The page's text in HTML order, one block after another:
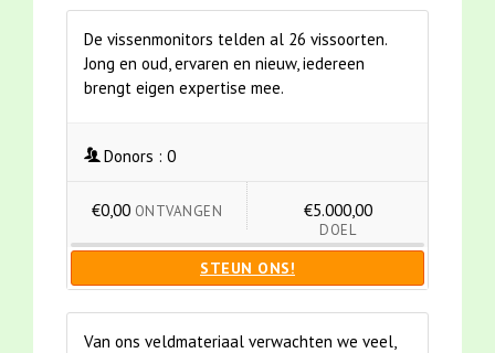
De vissenmonitors telden al 26 vissoorten.
Jong en oud, ervaren en nieuw, iedereen
brengt eigen expertise mee.
Donors : 0
€0,00 ONTVANGEN €5.000,00
DOEL
STEUN ONS!
Van ons veldmateriaal verwachten we veel,